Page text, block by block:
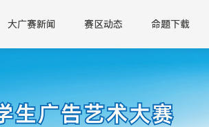
大广赛新闻 赛区动态 命题下载